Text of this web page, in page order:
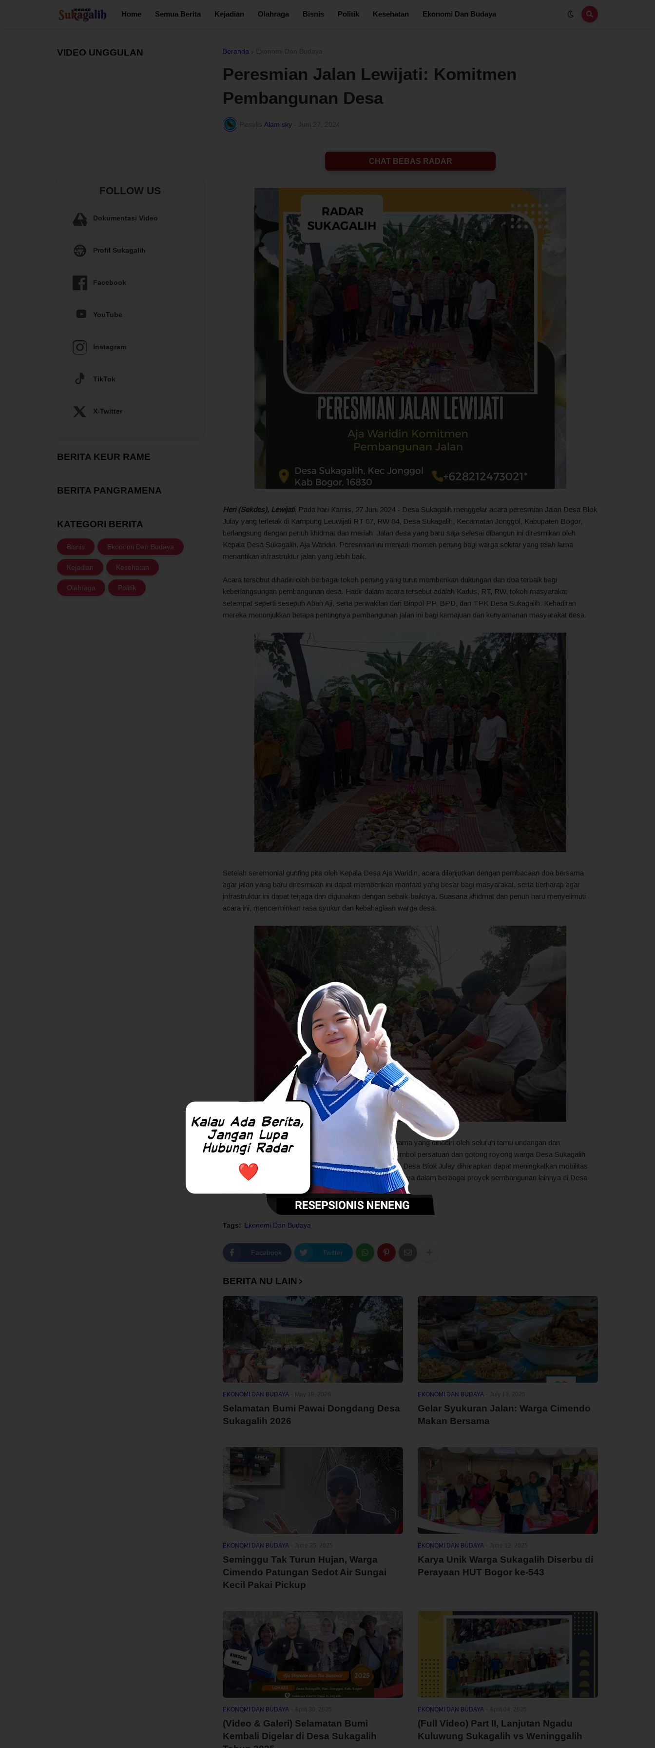
Home Semua Berita Kejadian Olahraga Bisnis Politik Kesehatan Ekonomi Dan Budaya
Beranda
Peresmian Jalan Lewijati: Komitmen
Pembangunan Desa
Alam sky
CHAT BEBAS RADAR
Heri (Sekdes), Lewijati. Pada hari Kamis, 27 Juni 2024 - Desa Sukagalih menggelar acara peresmian Jalan Desa Blok
Julay yang terletak di Kampung Leuwijati RT 07, RW 04, Desa Sukagalih, Kecamatan Jonggol, Kabupaten Bogor,
berlangsung dengan penuh khidmat dan meriah. Jalan desa yang baru saja selesai dibangun ini diresmikan oleh
Kepala Desa Sukagalih, Aja Waridin. Peresmian ini menjadi momen penting bagi warga sekitar yang telah lama
menantikan infrastruktur jalan yang lebih baik.
Acara tersebut dihadiri oleh berbagai tokoh penting yang turut memberikan dukungan dan doa terbaik bagi
keberlangsungan pembangunan desa. Hadir dalam acara tersebut adalah Kadus, RT, RW, tokoh masyarakat
setempat seperti sesepuh Abah Aji, serta perwakilan dari Binpol PP, BPD, dan TPK Desa Sukagalih. Kehadiran
mereka menunjukkan betapa pentingnya pembangunan jalan ini bagi kemajuan dan kenyamanan masyarakat desa.
Setelah seremonial gunting pita oleh Kepala Desa Aja Waridin, acara dilanjutkan dengan pembacaan doa bersama
agar jalan yang baru diresmikan ini dapat memberikan manfaat yang besar bagi masyarakat, serta berharap agar
infrastruktur ini dapat terjaga dan digunakan dengan sebaik-baiknya. Suasana khidmat dan penuh haru menyelimuti
acara ini, mencerminkan rasa syukur dan kebahagiaan warga desa.
Acara peresmian ini ditutup dengan makan-makan bersama yang dihadiri oleh seluruh tamu undangan dan
masyarakat sekitar. Momen kebersamaan ini menjadi simbol persatuan dan gotong royong warga Desa Sukagalih
dalam menyongsong masa depan yang lebih baik. Jalan Desa Blok Julay diharapkan dapat meningkatkan mobilitas
dan perekonomian warga, serta menjadi langkah selanjutnya dalam berbagai proyek pembangunan lainnya di Desa
Tags: Ekonomi Dan Budaya
Facebook Twitter
BERITA NU LAIN
EKONOMI DAN BUDAYA
Selamatan Bumi Pawai Dongdang Desa
Sukagalih 2026
EKONOMI DAN BUDAYA
Gelar Syukuran Jalan: Warga Cimendo
Makan Bersama
EKONOMI DAN BUDAYA
Seminggu Tak Turun Hujan, Warga
Cimendo Patungan Sedot Air Sungai
Kecil Pakai Pickup
EKONOMI DAN BUDAYA
Karya Unik Warga Sukagalih Diserbu di
Perayaan HUT Bogor ke-543
EKONOMI DAN BUDAYA
(Video & Galeri) Selamatan Bumi
Kembali Digelar di Desa Sukagalih
EKONOMI DAN BUDAYA
(Full Video) Part II, Lanjutan Ngadu
Kuluwung Sukagalih vs Weninggalih
VIDEO UNGGULAN
FOLLOW US
Dokumentasi Video
Profil Sukagalih
Facebook
YouTube
Instagram
TikTok
X-Twitter
BERITA KEUR RAME
BERITA PANGRAMENA
KATEGORI BERITA
Bisnis Ekonomi Dan Budaya
Kejadian Kesehatan
Olahraga Politik